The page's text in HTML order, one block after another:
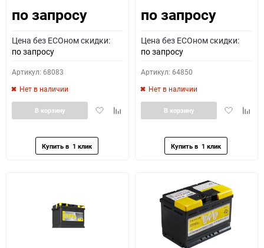
по запросу
Цена без ECOном скидки:
по запросу
Артикул: 68083
Нет в наличии
ДобавитьДобавить
В корзину
по запросу
Цена без ECOном скидки:
по запросу
Артикул: 64850
Нет в наличии
Добавить
В корзину